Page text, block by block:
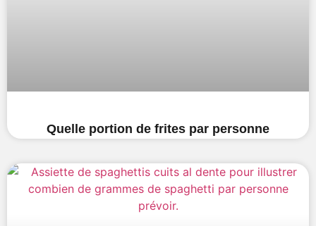
Quelle portion de frites par personne